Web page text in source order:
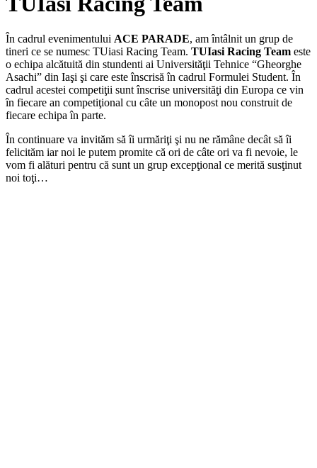
În cadrul evenimentului ACE PARADE, am întâlnit un grup de
tineri ce se numesc TUiasi Racing Team. TUIasi Racing Team este
o echipa alcătuită din stundenti ai Universităţii Tehnice “Gheorghe
Asachi” din Iaşi şi care este înscrisă în cadrul Formulei Student. În
cadrul acestei competiţii sunt înscrise universităţi din Europa ce vin
în fiecare an competiţional cu câte un monopost nou construit de
fiecare echipa în parte.
În continuare va invităm să îi urmăriţi şi nu ne rămâne decât să îi
felicităm iar noi le putem promite că ori de câte ori va fi nevoie, le
vom fi alături pentru că sunt un grup excepţional ce merită susţinut
noi toţi…